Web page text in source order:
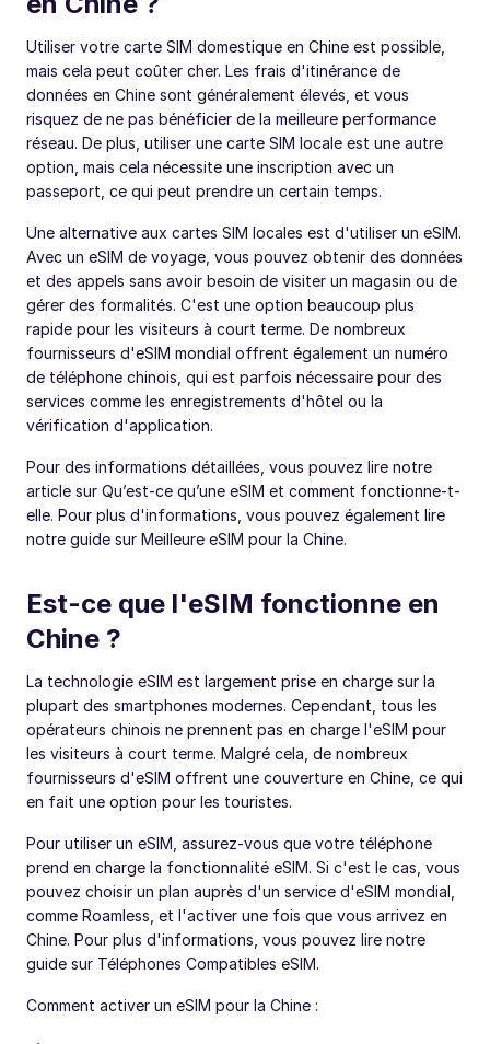
Utiliser votre carte SIM domestique en Chine est possible,
mais cela peut coûter cher. Les frais d'itinérance de
données en Chine sont généralement élevés, et vous
risquez de ne pas bénéficier de la meilleure performance
réseau. De plus, utiliser une carte SIM locale est une autre
option, mais cela nécessite une inscription avec un
passeport, ce qui peut prendre un certain temps.
Une alternative aux cartes SIM locales est d'utiliser un eSIM.
Avec un eSIM de voyage, vous pouvez obtenir des données
et des appels sans avoir besoin de visiter un magasin ou de
gérer des formalités. C'est une option beaucoup plus
rapide pour les visiteurs à court terme. De nombreux
fournisseurs d'eSIM mondial offrent également un numéro
de téléphone chinois, qui est parfois nécessaire pour des
services comme les enregistrements d'hôtel ou la
vérification d'application.
Pour des informations détaillées, vous pouvez lire notre
article sur Qu’est-ce qu’une eSIM et comment fonctionne-t-
elle. Pour plus d'informations, vous pouvez également lire
notre guide sur Meilleure eSIM pour la Chine.
Est-ce que l'eSIM fonctionne en
Chine ?
La technologie eSIM est largement prise en charge sur la
plupart des smartphones modernes. Cependant, tous les
opérateurs chinois ne prennent pas en charge l'eSIM pour
les visiteurs à court terme. Malgré cela, de nombreux
fournisseurs d'eSIM offrent une couverture en Chine, ce qui
en fait une option pour les touristes.
Pour utiliser un eSIM, assurez-vous que votre téléphone
prend en charge la fonctionnalité eSIM. Si c'est le cas, vous
pouvez choisir un plan auprès d'un service d'eSIM mondial,
comme Roamless, et l'activer une fois que vous arrivez en
Chine. Pour plus d'informations, vous pouvez lire notre
guide sur Téléphones Compatibles eSIM.
Comment activer un eSIM pour la Chine :